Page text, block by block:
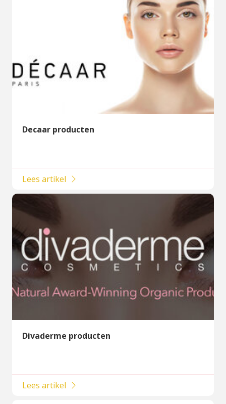
Decaar producten
Lees artikel
Divaderme producten
Lees artikel